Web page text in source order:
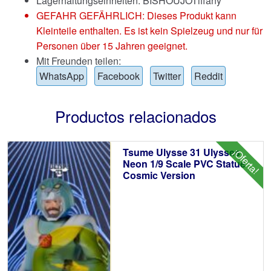
GEFAHR GEFÄHRLICH: Dieses Produkt kann
Kleinteile enthalten. Es ist kein Spielzeug und nur für
Personen über 15 Jahren geeignet.
Mit Freunden teilen:
WhatsApp
Facebook Twitter Reddit
Productos relacionados
¡Oferta!
Tsume Ulysse 31 Ulysses
Neon 1/9 Scale PVC Statue
Cosmic Version